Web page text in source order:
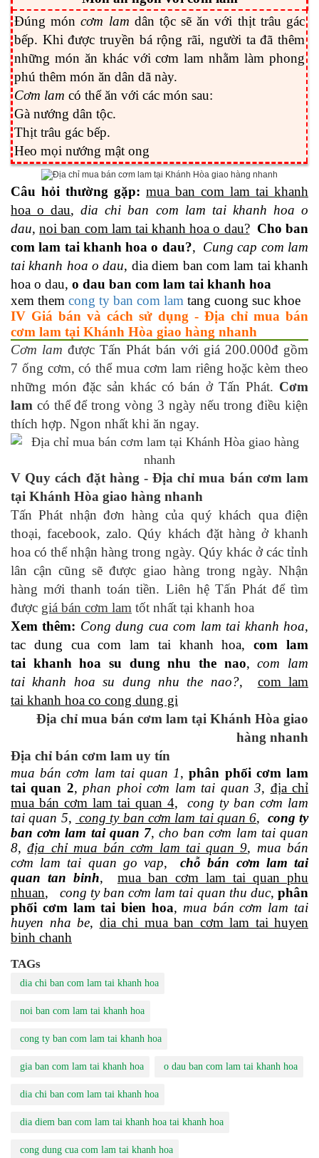
Đúng móncơm lam dân tộc sẽ ăn với thịt trâu gác
bếp. Khi được truyền bá rộng rãi, người ta đã thêm
những món ăn khác với cơm lam nhằm làm phong
phú thêm món ăn dân dã này.
Cơm lam có thể ăn với các món sau:
Gà nướng dân tộc.
Thịt trâu gác bếp.
Heo mọi nướng mật ong
Câu hỏi thường gặp: mua ban com lam tai khanh
hoa o dau,dia chi ban com lam tai khanh hoa o
dau,noi ban com lam tai khanh hoa o dau? Cho ban
com lam tai khanh hoa o dau?, Cung cap com lam
tai khanh hoa o dau, dia diem ban com lam tai khanh
hoa o dau, o dau ban com lam tai khanh hoa
xem them cong ty ban com lam tang cuong suc khoe
IV Giá bán và cách sử dụng - Địa chỉ mua bán
cơm lam tại Khánh Hòa giao hàng nhanh
Cơm lam được Tấn Phát bán với giá 200.000đ gồm
7 ống cơm, có thể mua cơm lam riêng hoặc kèm theo
những món đặc sản khác có bán ở Tấn Phát. Cơm
lam có thể để trong vòng 3 ngày nếu trong điều kiện
thích hợp. Ngon nhất khi ăn ngay.
V Quy cách đặt hàng - Địa chỉ mua bán cơm lam
tại Khánh Hòa giao hàng nhanh
Tấn Phát nhận đơn hàng của quý khách qua điện
thoại, facebook, zalo. Qúy khách đặt hàng ở khanh
hoa có thể nhận hàng trong ngày. Qúy khác ở các tỉnh
lân cận cũng sẽ được giao hàng trong ngày. Nhận
hàng mới thanh toán tiền. Liên hệ Tấn Phát để tìm
được giá bán cơm lam tốt nhất tại khanh hoa
Xem thêm: Cong dung cua com lam tai khanh hoa,
tac dung cua com lam tai khanh hoa,com lam
tai khanh hoa su dung nhu the nao,com lam
tai khanh hoa su dung nhu the nao?, com lam
tai khanh hoa co cong dung gi
Địa chỉ mua bán cơm lam tại Khánh Hòa giao
hàng nhanh
Địa chỉ bán cơm lam uy tín
mua bán cơm lam tai quan 1,phân phối cơm lam
tai quan 2,phan phoi cơm lam tai quan 3, địa chỉ
mua bán cơm lam tai quan 4,
cong ty ban cơm lam
tai quan 5, cong ty ban cơm lam tai quan 6, cong ty
ban cơm lam tai quan 7,cho ban cơm lam tai quan
8,địa chỉ mua bán cơm lam tai quan 9, mua bán
cơm lam tai quan go vap,chỗ bán cơm lam tai
quan tan binh, mua ban cơm lam tai quan phu
nhuan, cong ty ban cơm lam tai quan thu duc,phân
phối cơm lam tai bien hoa, mua bán cơm lam tai
huyen nha be, dia chi mua ban cơm lam tai huyen
binh chanh
TAGs
dia chi ban com lam tai khanh hoa
noi ban com lam tai khanh hoa
cong ty ban com lam tai khanh hoa
gia ban com lam tai khanh hoa o dau ban com lam tai khanh hoa
dia chi ban com lam tai khanh hoa
dia diem ban com lam tai khanh hoa tai khanh hoa
cong dung cua com lam tai khanh hoa